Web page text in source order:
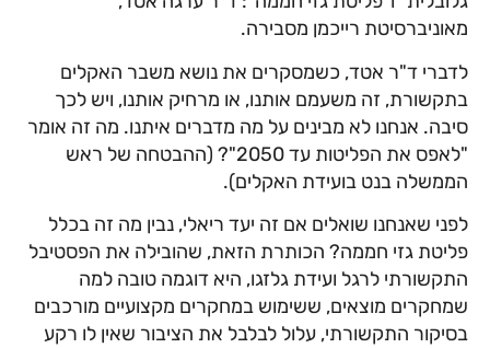
מאוניברסיטת רייכמן מסבירה.
לדברי ד"ר אטד, כשמסקרים את נושא משבר האקלים
בתקשורת, זה משעמם אותנו, או מרחיק אותנו, ויש לכך
סיבה. אנחנו לא מבינים על מה מדברים איתנו. מה זה אומר
"לאפס את הפליטות עד 2050"? (ההבטחה של ראש
הממשלה בנט בועידת האקלים).
לפני שאנחנו שואלים אם זה יעד ריאלי, נבין מה זה בכלל
פליטת גזי חממה? הכותרת הזאת, שהובילה את הפסטיבל
התקשורתי לרגל ועידת גלזגו, היא דוגמה טובה למה
שמחקרים מוצאים, ששימוש במחקרים מקצועיים מורכבים
בסיקור התקשורתי, עלול לבלבל את הציבור שאין לו רקע